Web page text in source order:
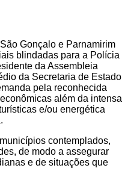
Gonçalo e Parnamirim
blindadas para a Polícia
da Assembleia
da Secretaria de Estado
pela reconhecida
além da intensa
e/ou energética
contemplados,
de modo a assegurar
e de situações que